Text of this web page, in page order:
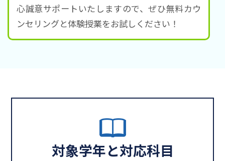
心誠意サポートいたしますので、ぜひ無料カウ
ンセリングと体験授業をお試しください！
対象学年と対応科目